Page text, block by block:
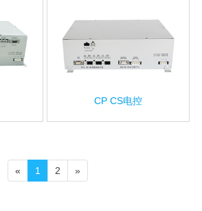
CP CS电控
« 1 2 »